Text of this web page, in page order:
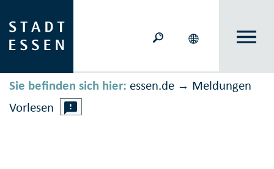
Sie befinden sich hier: essen.de → Meldungen
Vorlesen